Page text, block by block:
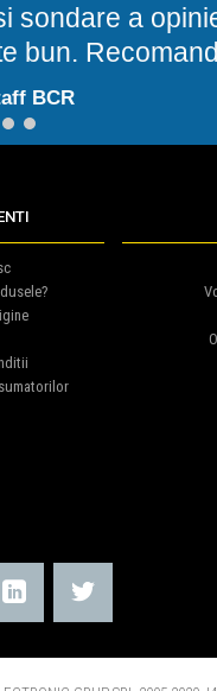
sondare a
bun.
BCR
4 5